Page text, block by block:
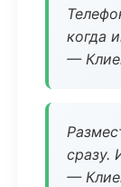
когда
—
сразу.
—